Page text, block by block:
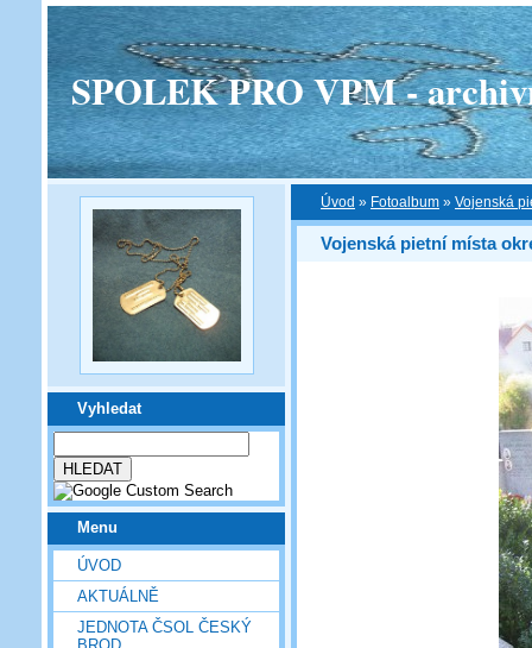
SPOLEK PRO VPM -
Vyhledat
Menu
ÚVOD
AKTUÁLNĚ
JEDNOTA ČSOL ČESKÝ
Úvod » Fotoalbum » Vojenská
Vojenská pietní místa